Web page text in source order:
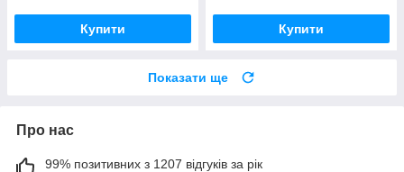
Купити Купити
Показати ще
Про нас
99% позитивних з 1207 відгуків за рік